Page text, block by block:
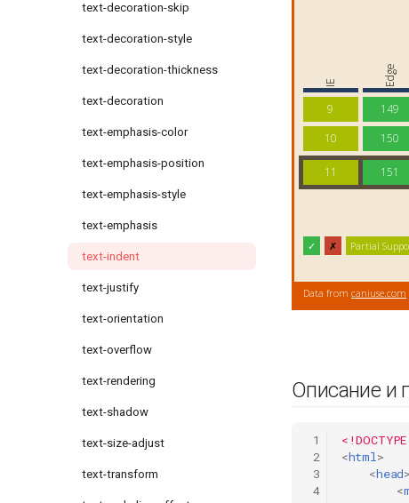
text-decoration-skip
text-decoration-style
text-decoration-thickness
text-decoration
text-emphasis-color
text-emphasis-position
text-emphasis-style
text-emphasis
text-indent
text-justify
text-orientation
text-overflow
text-rendering
text-shadow
text-size-adjust
text-transform
Описание и
1
2
3
4
<html>
<head>
<